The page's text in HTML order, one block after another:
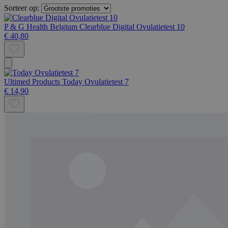
Sorteer op:
P & G Health Belgium Clearblue Digital Ovulatietest 10
€ 40,80
Ultimed Products Today Ovulatietest 7
€ 14,90